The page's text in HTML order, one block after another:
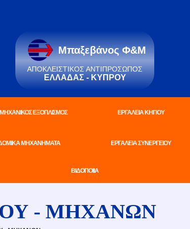
Μπαξεβάνος Φ&Μ
ΑΠΟΚΛΕΙΣΤΙΚΌΣ ΑΝΤΙΠΡΌΣΩΠΟΣ
ΕΛΛΆΔΑΣ - ΚΎΠΡΟΥ
ΕΞΟΠΛΙΣΜΟΣ ΕΡΓΑΛΕΙΑ ΚΗΠΟΥ
ΜΗΧΑΝΗΜΑΤΑ ΕΡΓΑΛΕΙΑ ΣΥΝΕΡΓΕΙΟΥ
ΒΙΔΟΠΟΙΙΑ
- ΜΗΧΑΝΩΝ